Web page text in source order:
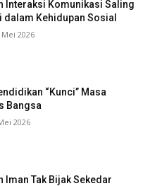
Interaksi Komunikasi Saling
dalam Kehidupan Sosial
Mei 2026
“Kunci” Masa
Bangsa
2026
Iman Tak Bijak Sekedar